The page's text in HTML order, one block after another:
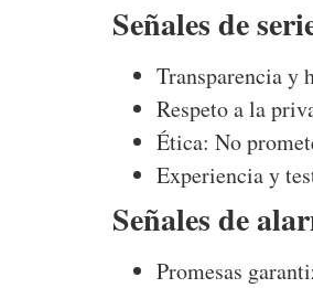
Señales de
Transparencia y
Respeto a la
Ética: No
Experiencia y
Señales de
Promesas